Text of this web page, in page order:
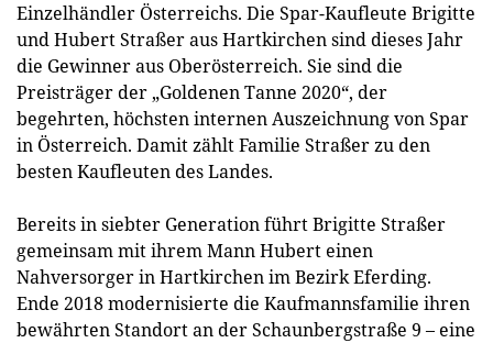
Einzelhändler Österreichs. Die Spar-Kaufleute Brigitte
und Hubert Straßer aus Hartkirchen sind dieses Jahr
die Gewinner aus Oberösterreich. Sie sind die
Preisträger der „Goldenen Tanne 2020“, der
begehrten, höchsten internen Auszeichnung von Spar
in Österreich. Damit zählt Familie Straßer zu den
besten Kaufleuten des Landes.
Bereits in siebter Generation führt Brigitte Straßer
gemeinsam mit ihrem Mann Hubert einen
Nahversorger in Hartkirchen im Bezirk Eferding.
Ende 2018 modernisierte die Kaufmannsfamilie ihren
bewährten Standort an der Schaunbergstraße 9 – eine